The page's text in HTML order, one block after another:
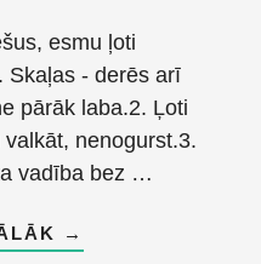
esmu ļoti
Skaļas - derēs arī
pārāk laba.2. Ļoti
nenogurst.3.
vadība bez …
ABOUT
ATSAUKSME
→